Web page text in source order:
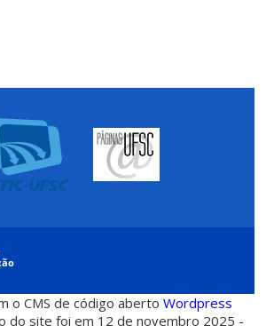
o CMS de código abertoWordpress
do site foi em 12 de novembro 2025 -